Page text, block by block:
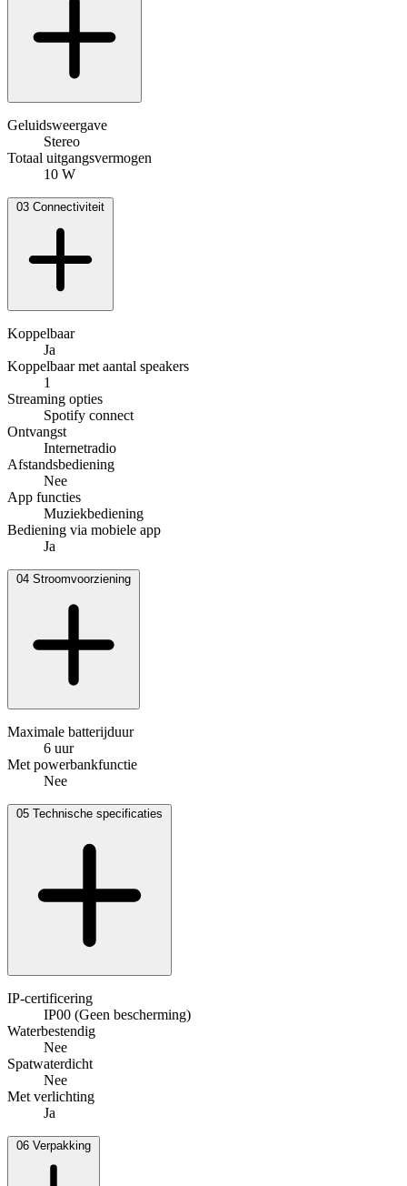
Geluidsweergave
Stereo
Totaal uitgangsvermogen
10 W
03 Connectiviteit
Koppelbaar
Ja
Koppelbaar met aantal speakers
1
Streaming opties
Spotify connect
Ontvangst
Internetradio
Afstandsbediening
Nee
App functies
Muziekbediening
Bediening via mobiele app
Ja
04 Stroomvoorziening
Maximale batterijduur
6 uur
Met powerbankfunctie
Nee
05 Technische specificaties
IP-certificering
IP00 (Geen bescherming)
Waterbestendig
Nee
Spatwaterdicht
Nee
Met verlichting
Ja
06 Verpakking